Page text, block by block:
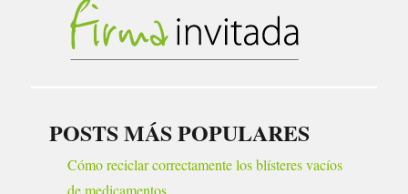
POSTS MÁS POPULARES
Cómo reciclar correctamente los blísteres vacíos